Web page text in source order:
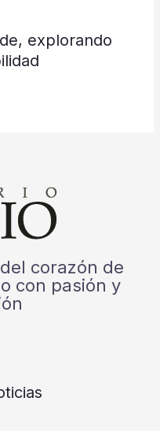
explorando
corazón de
con pasión y